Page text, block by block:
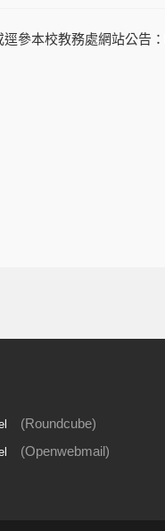
逕參本校教務處網站公告：
(Roundcube)
(Openwebmail)